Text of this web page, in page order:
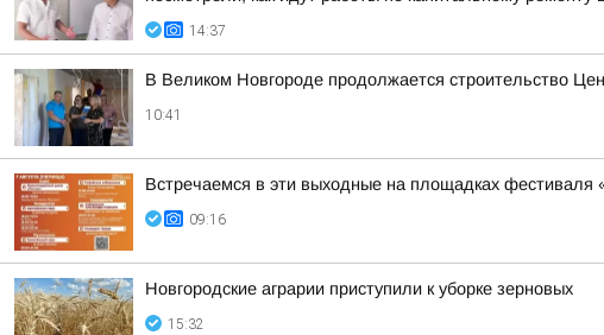
14:37
В Великом Новгороде продолжается строительство
10:41
Встречаемся в эти выходные на площадках фестиваля
09:16
Новгородские аграрии приступили к уборке зерновых
15:32